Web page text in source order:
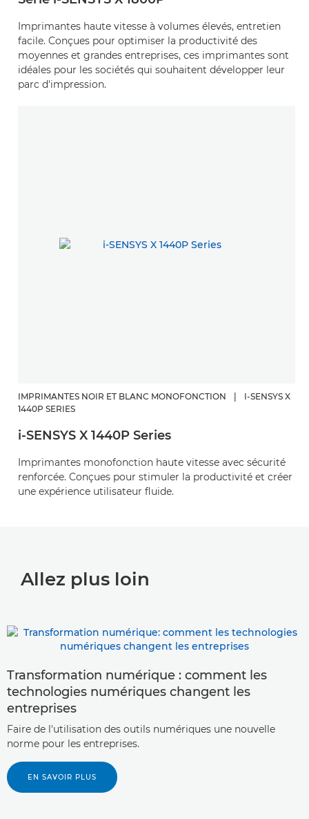
Imprimantes haute vitesse à volumes élevés, entretien
facile. Conçues pour optimiser la productivité des
moyennes et grandes entreprises, ces imprimantes sont
idéales pour les sociétés qui souhaitent développer leur
parc d'impression.
IMPRIMANTES NOIR ET BLANC MONOFONCTION
I-SENSYS X
1440P SERIES
i-SENSYS X 1440P Series
Imprimantes monofonction haute vitesse avec sécurité
renforcée. Conçues pour stimuler la productivité et créer
une expérience utilisateur fluide.
Allez plus loin
Transformation numérique : comment les
technologies numériques changent les
entreprises
Faire de l'utilisation des outils numériques une nouvelle
norme pour les entreprises.
EN SAVOIR PLUS